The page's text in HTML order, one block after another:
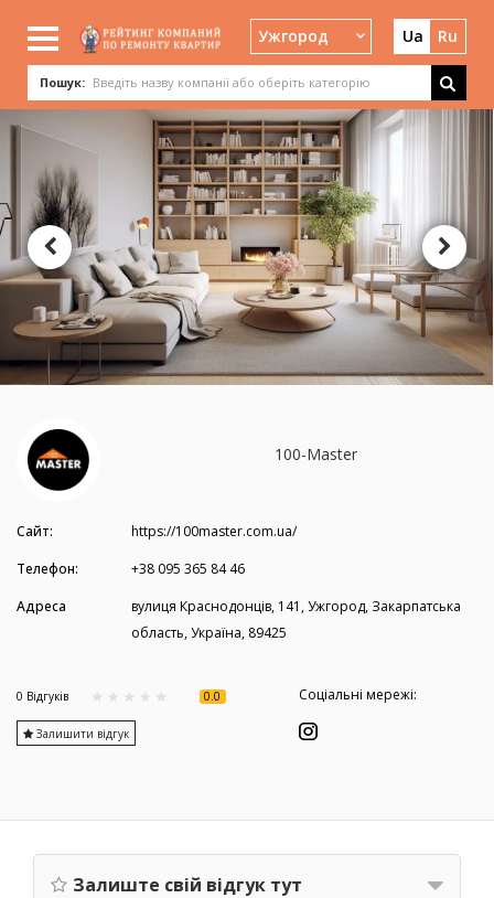
Ужгород Ua Ru
Пошук:
100-Master
Сайт:
https://100master.com.ua/
Телефон:
+38 095 365 84 46
Адреса
вулиця Краснодонців, 141, Ужгород, Закарпатська
область, Україна, 89425
0 Вiдгукiв 0.0
Залишити відгук
Соціальні мережі:
Залиште свій відгук тут